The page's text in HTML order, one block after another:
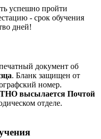
успешно пройти
- срок обучения
дней!
документ об
. Бланк защищен от
номер.
высылается Почтой
отделе.